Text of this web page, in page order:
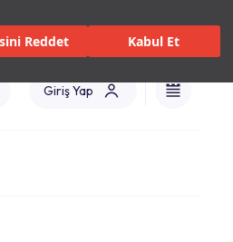
Reddet Kabul Et
Uluslararası(TR)
Giriş Yap